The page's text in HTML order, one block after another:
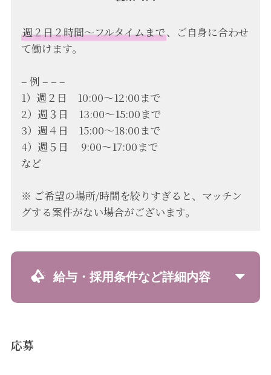
週２日２時間〜フルタイムまで、ご自身に合わせ
て働けます。
– 例 – – –
1）週２日 10:00〜12:00まで
2）週３日 13:00〜15:00まで
3）週４日 15:00〜18:00まで
4）週５日 9:00〜17:00まで
など
※ ご希望の場所/時間を絞りすぎると、マッチン
グする案件がない場合がございます。
給与・採用条件など詳細内容
応募